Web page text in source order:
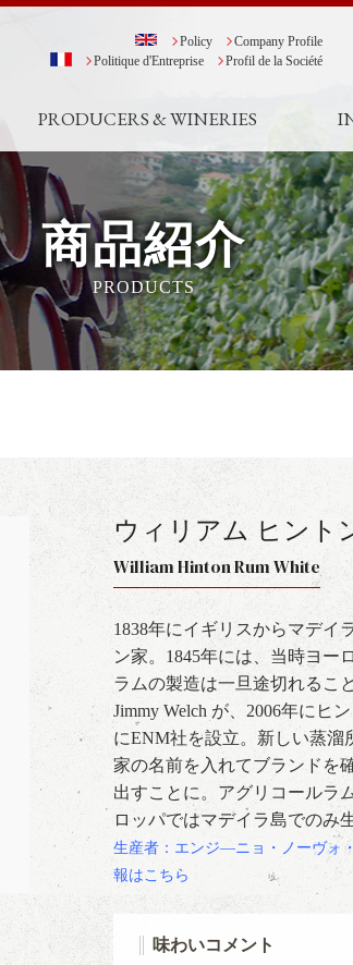
Policy
Company Profile
Politique d'Entreprise
Profil de la Société
PRODUCERS & WINERIES
商品紹介
PRODUCTS
ウィリアム ヒント
William Hinton Rum White
1838年にイギリスからマデイ
ン家。1845年には、当時ヨー
ラムの製造は一旦途切れるこ
Jimmy Welch が、2006年にヒ
にENM社を設立。新しい蒸溜
家の名前を入れてブランドを
出すことに。アグリコールラ
ロッパではマデイラ島でのみ
生産者：エンジ―ニョ・ノーヴォ
報はこちら
味わいコメント